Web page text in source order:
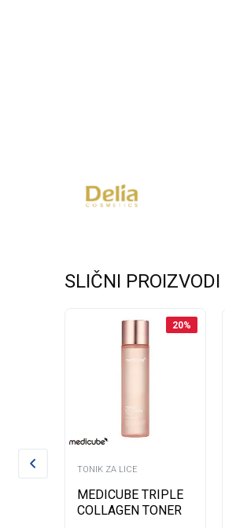
SLIČNI PROIZVODI
20%
TONIK ZA LICE
MEDICUBE TRIPLE
COLLAGEN TONER